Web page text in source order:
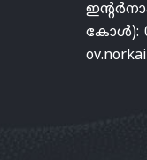
കോൾ):